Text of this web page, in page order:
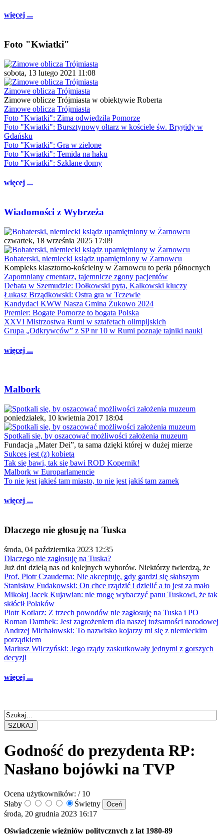
więcej ...
Foto "Kwiatki"
sobota, 13 lutego 2021 11:08
Zimowe oblicza Trójmiasta
Zimowe oblicze Trójmiasta w obiektywie Roberta
Zimowe oblicza Trójmiasta
Foto "Kwiatki": Zima odwiedziła Pomorze
Foto "Kwiatki": Bursztynowy ołtarz w kościele św. Brygidy w
Gdańsku
Foto "Kwiatki": Gra w zielone
Foto "Kwiatki": Temida na haku
Foto "Kwiatki": Szklane domy
więcej ...
Wiadomości z Wybrzeża
czwartek, 18 września 2025 17:09
Bohaterski, niemiecki ksiądz upamiętniony w Żarnowcu
Kompleks klasztorno-kościelny w Żarnowcu to perła północnych
Zapomniany cmentarz, tajemnicze zgony pacjentów
Debata w Szemudzie: Dołkowski pyta, Kalkowski kluczy
Łukasz Brządkowski: Ostra gra w Tczewie
Kandydaci KWW Nasza Gmina Żukowo 2024
Premier: Bogate Pomorze to bogata Polska
XXVI Mistrzostwa Rumi w sztafetach olimpijskich
Grupa „Odkrywców” z SP nr 10 w Rumi poznaje tajniki nauki
więcej ...
Malbork
poniedziałek, 10 kwietnia 2017 18:04
Spotkali się, by oszacować możliwości założenia muzeum
Fundacja „Mater Dei”, ta sama dzięki której w dużej mierze
Sukces jest (z) kobietą
Tak się bawi, tak się bawi ROD Kopernik!
Malbork w Europarlamencie
To nie jest jakieś tam miasto, to nie jest jakiś tam zamek
więcej ...
Dlaczego nie głosuję na Tuska
środa, 04 października 2023 12:35
Dlaczego nie zagłosuję na Tuska?
Już dni dzielą nas od kolejnych wyborów. Niektórzy twierdzą, że
Prof. Piotr Czauderna: Nie akceptuję, gdy gardzi się słabszym
Stanisław Fudakowski: On chce rządzić i dzielić a to jest za mało
Mikołaj Jacek Kujawian: nie mogę wybaczyć panu Tuskowi, że tak
skłócił Polaków
Piotr Kotlarz: Z trzech powodów nie zagłosuję na Tuska i PO
Roman Dambek: Jest zagrożeniem dla naszej tożsamości narodowej
Andrzej Michałowski: To nazwisko kojarzy mi się z niemieckim
porządkiem
Mariusz Wilczyński: Jego rządy zaskutkowały jednymi z gorszych
decyzji
więcej ...
SZUKAJ
Godność do prezydenta RP:
Nasłano bojówki na TVP
Ocena użytkowników: / 10
Słaby
Świetny
środa, 20 grudnia 2023 16:17
Oświadczenie więźniów politycznych z lat 1980-89